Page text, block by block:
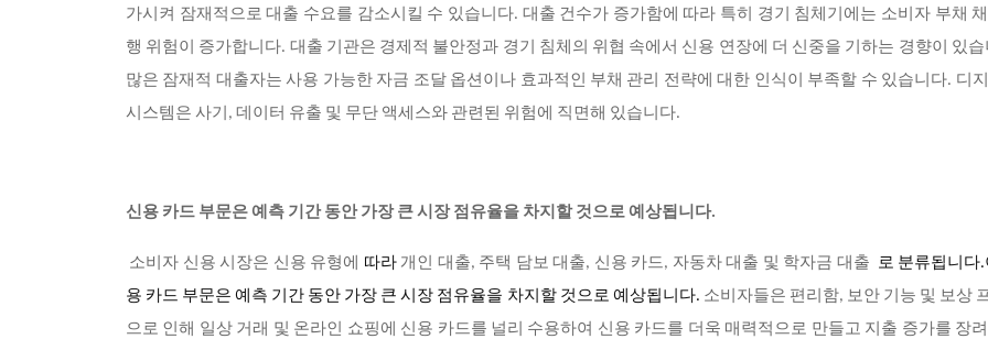
가시켜 잠재적으로 대출 수요를 감소시킬 수 있습니다. 대출 건수가 증가함에 따라 특히 경기 침체기에는 소비자 부채 채
행 위험이 증가합니다. 대출 기관은 경제적 불안정과 경기 침체의 위협 속에서 신용 연장에 더 신중을 기하는 경향이 있습
많은 잠재적 대출자는 사용 가능한 자금 조달 옵션이나 효과적인 부채 관리 전략에 대한 인식이 부족할 수 있습니다. 디지
시스템은 사기, 데이터 유출 및 무단 액세스와 관련된 위험에 직면해 있습니다.
신용 카드 부문은 예측 기간 동안 가장 큰 시장 점유율을 차지할 것으로 예상됩니다.
소비자 신용 시장은 신용 유형에 따라 개인 대출, 주택 담보 대출, 신용 카드, 자동차 대출 및 학자금 대출 로 분류됩니다.
용 카드 부문은 예측 기간 동안 가장 큰 시장 점유율을 차지할 것으로 예상됩니다. 소비자들은 편리함, 보안 기능 및 보상
으로 인해 일상 거래 및 온라인 쇼핑에 신용 카드를 널리 수용하여 신용 카드를 더욱 매력적으로 만들고 지출 증가를 장